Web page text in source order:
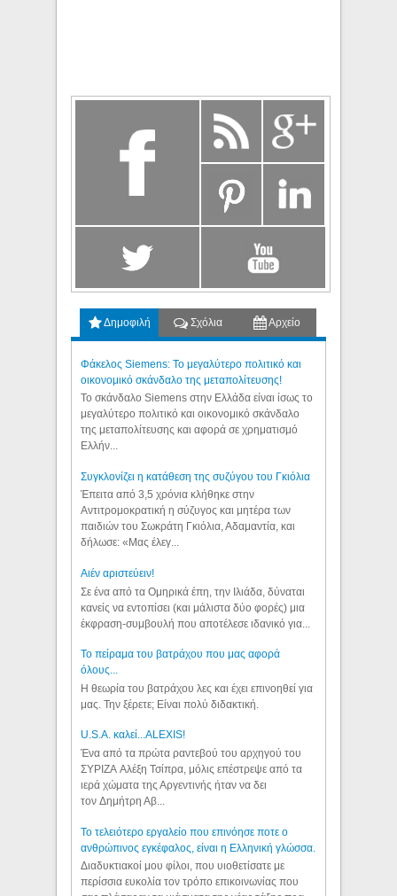
Δημοφιλή Σχόλια Αρχείο
Φάκελος Siemens: Το μεγαλύτερο πολιτικό και
οικονομικό σκάνδαλο της μεταπολίτευσης!
Το σκάνδαλο Siemens στην Ελλάδα είναι ίσως το
μεγαλύτερο πολιτικό και οικονομικό σκάνδαλο
της μεταπολίτευσης και αφορά σε χρηματισμό
Ελλήν...
Συγκλονίζει η κατάθεση της συζύγου του Γκιόλια
Έπειτα από 3,5 χρόνια κλήθηκε στην
Αντιτρομοκρατική η σύζυγος και μητέρα των
παιδιών του Σωκράτη Γκιόλια, Αδαμαντία, και
δήλωσε: «Μας έλεγ...
Aιέν αριστεύειν!
Σε ένα από τα Ομηρικά έπη, την Ιλιάδα, δύναται
κανείς να εντοπίσει (και μάλιστα δύο φορές) μια
έκφραση-συμβουλή που αποτέλεσε ιδανικό για...
Το πείραμα του βατράχου που μας αφορά
όλους...
Η θεωρία του βατράχου λες και έχει επινοηθεί για
μας. Την ξέρετε; Είναι πολύ διδακτική.
U.S.A. καλεί...ALEXIS!
Ένα από τα πρώτα ραντεβού του αρχηγού του
ΣΥΡΙΖΑ Αλέξη Τσίπρα, μόλις επέστρεψε από τα
ιερά χώματα της Αργεντινής ήταν να δει
τον Δημήτρη Αβ...
Το τελειότερο εργαλείο που επινόησε ποτε ο
ανθρώπινος εγκέφαλος, είναι η Ελληνική γλώσσα.
Διαδυκτιακοί μου φίλοι, που υιοθετίσατε με
περίσσια ευκολία τον τρόπο επικοινωνίας που